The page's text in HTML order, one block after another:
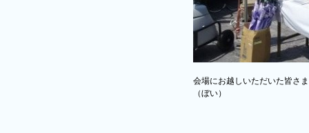
会場にお越しいただいた皆さ
（ぼい）